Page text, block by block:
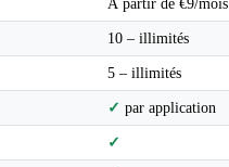
10 – illimités
5 – illimités
✓ par application
✓